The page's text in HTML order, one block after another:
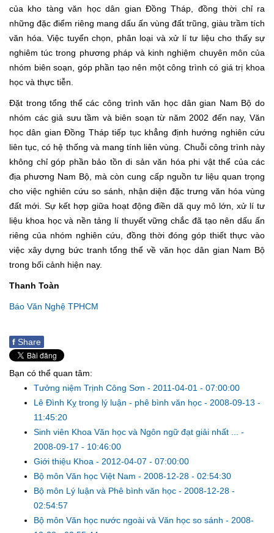
của kho tàng văn học dân gian Đồng Tháp, đồng thời chỉ ra
những đặc điểm riêng mang dấu ấn vùng đất trũng, giàu trầm tích
văn hóa. Việc tuyển chọn, phân loại và xử lí tư liệu cho thấy sự
nghiêm túc trong phương pháp và kinh nghiệm chuyên môn của
nhóm biên soạn, góp phần tạo nên một công trình có giá trị khoa
học và thực tiễn.
Đặt trong tổng thể các công trình văn học dân gian Nam Bộ do
nhóm các giả sưu tầm và biên soạn từ năm 2002 đến nay, Văn
học dân gian Đồng Tháp tiếp tục khẳng định hướng nghiên cứu
liên tục, có hệ thống và mang tính liên vùng. Chuỗi công trình này
không chỉ góp phần bảo tồn di sản văn hóa phi vật thể của các
địa phương Nam Bộ, mà còn cung cấp nguồn tư liệu quan trọng
cho việc nghiên cứu so sánh, nhận diện đặc trưng văn hóa vùng
đất mới. Sự kết hợp giữa hoạt động điền dã quy mô lớn, xử lí tư
liệu khoa học và nền tảng lí thuyết vững chắc đã tạo nên dấu ấn
riêng của nhóm nghiên cứu, đồng thời đóng góp thiết thực vào
việc xây dựng bức tranh tổng thể về văn học dân gian Nam Bộ
trong bối cảnh hiện nay.
Thanh Toàn
Báo Văn Nghệ TPHCM
f Share
Bạn có thể quan tâm:
Tưởng niệm Trịnh Công Sơn - 2011-04-01 - 07:00:00
Lê Đình Kỵ trong lý luận - phê bình văn học - 2008-09-13 -
11:45:20
Sinh viên Khoa Văn học và Ngôn ngữ đạt giải nhất ... -
2008-09-17 - 10:46:00
Giới thiệu Khoa - 2012-04-07 - 07:00:00
Bộ môn Văn học Việt Nam - 2008-12-28 - 02:54:30
Bộ môn Lý luận và Phê bình văn học - 2008-12-28 -
02:54:57
Bộ môn Văn học nước ngoài và Văn học so sánh - 2008-